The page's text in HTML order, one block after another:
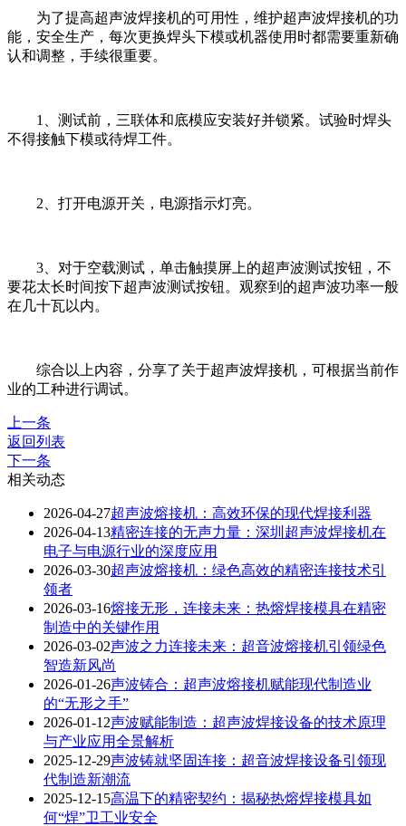
为了提高超声波焊接机的可用性，维护超声波焊接机的功
能，安全生产，每次更换焊头下模或机器使用时都需要重新确
认和调整，手续很重要。
1、测试前，三联体和底模应安装好并锁紧。试验时焊头
不得接触下模或待焊工件。
2、打开电源开关，电源指示灯亮。
3、对于空载测试，单击触摸屏上的超声波测试按钮，不
要花太长时间按下超声波测试按钮。观察到的超声波功率一般
在几十瓦以内。
综合以上内容，分享了关于超声波焊接机，可根据当前作
业的工种进行调试。
上一条
返回列表
下一条
相关动态
2026-04-27超声波熔接机：高效环保的现代焊接利器
2026-04-13精密连接的无声力量：深圳超声波焊接机在
电子与电源行业的深度应用
2026-03-30超声波熔接机：绿色高效的精密连接技术引
领者
2026-03-16熔接无形，连接未来：热熔焊接模具在精密
制造中的关键作用
2026-03-02声波之力连接未来：超音波熔接机引领绿色
智造新风尚
2026-01-26声波铸合：超声波熔接机赋能现代制造业
的“无形之手”
2026-01-12声波赋能制造：超声波焊接设备的技术原理
与产业应用全景解析
2025-12-29声波铸就坚固连接：超音波焊接设备引领现
代制造新潮流
2025-12-15高温下的精密契约：揭秘热熔焊接模具如
何“焊”卫工业安全